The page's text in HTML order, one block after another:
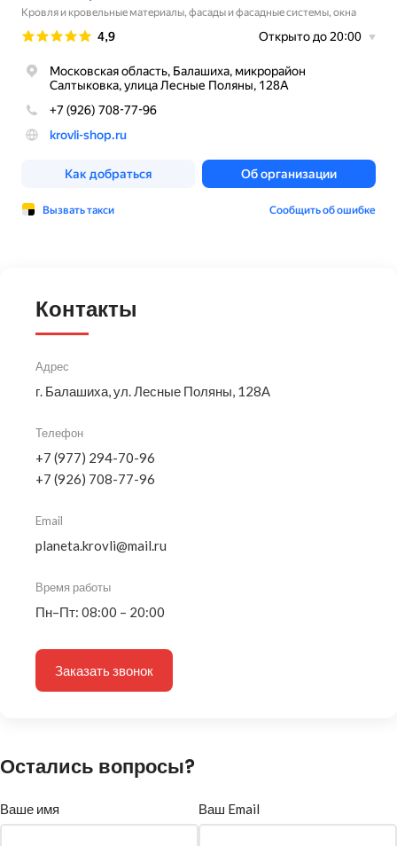
Контакты
Адрес
г. Балашиха, ул. Лесные Поляны, 128А
Телефон
+7 (977) 294-70-96
+7 (926) 708-77-96
Email
planeta.krovli@mail.ru
Время работы
Пн–Пт: 08:00 – 20:00
Заказать звонок
Остались вопросы?
Ваше имя Ваш Email